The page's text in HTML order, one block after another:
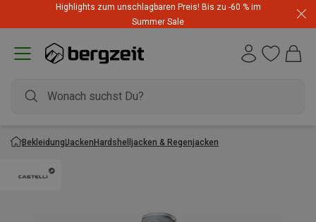
Highlights zum unschlagbaren Preis! Bis zu -60 % im
Summer Sale
BekleidungJackenHardshelljacken & Regenjacken